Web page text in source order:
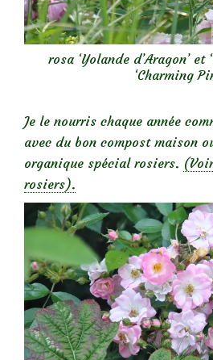
rosa ‘Yolande d’Aragon’ et
‘Charming
Je le nourris chaque année
avec du bon compost maison
organique spécial rosiers.
rosiers).